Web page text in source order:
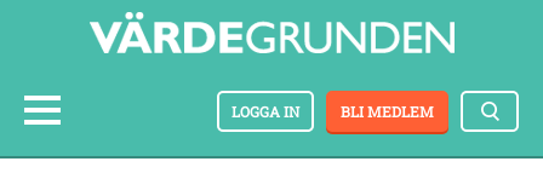
BLI MEDLEM
LOGGA IN